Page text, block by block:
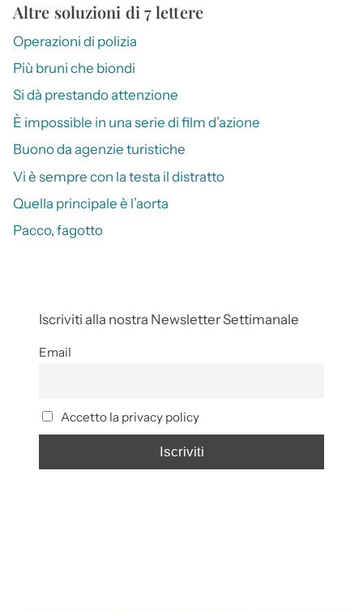
Altre soluzioni di 7 lettere
Operazioni di polizia
Più bruni che biondi
Si dà prestando attenzione
È impossible in una serie di film d’azione
Buono da agenzie turistiche
Vi è sempre con la testa il distratto
Quella principale è l’aorta
Pacco, fagotto
Iscriviti alla nostra Newsletter Settimanale
Email
Accetto la privacy policy